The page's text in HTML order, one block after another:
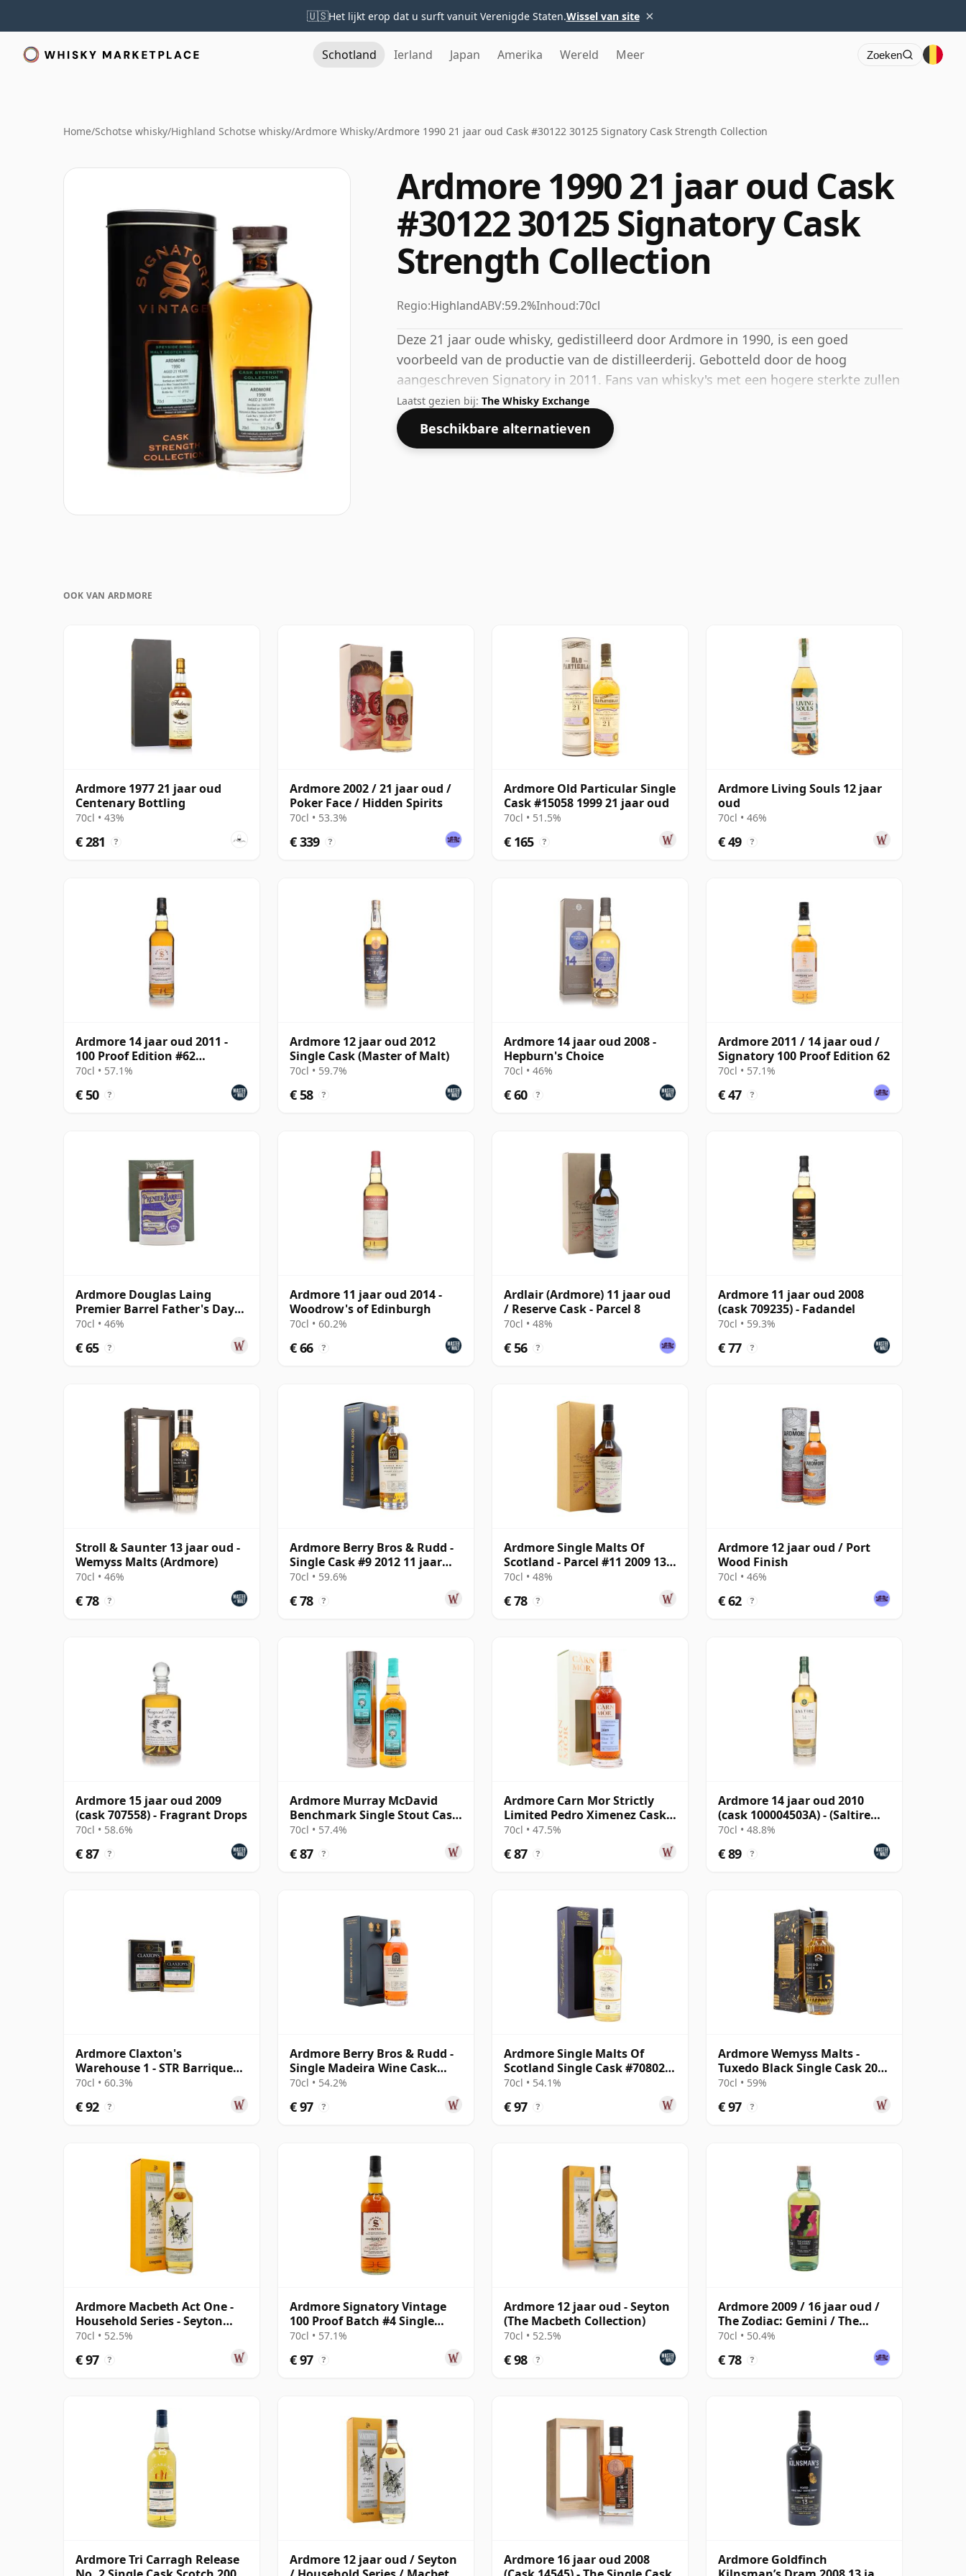
🇺🇸Het lijkt erop dat u surft vanuit Verenigde Staten.Wissel van site ×
Schotland Ierland Japan Amerika Wereld Meer Zoeken
Home/Schotse whisky/Highland Schotse whisky/Ardmore Whisky/Ardmore 1990 21 jaar oud Cask #30122 30125 Signatory Cask Strength Collection
Ardmore 1990 21 jaar oud Cask
#30122 30125 Signatory Cask
Strength Collection
Regio:HighlandABV:59.2%Inhoud:70cl
Deze 21 jaar oude whisky, gedistilleerd door Ardmore in 1990, is een goed
voorbeeld van de productie van de distilleerderij. Gebotteld door de hoog
aangeschreven Signatory in 2011. Fans van whisky's met een hogere sterkte zullen
niet teleurgesteld worden door deze botteling, die een alcoholpercentage van
59,2% heeft.
Laatst gezien bij: The Whisky Exchange
Beschikbare alternatieven
OOK VAN ARDMORE
Ardmore 1977 21 jaar oud
Centenary Bottling
70cl • 43%
€ 281 ?
Ardmore 2002 / 21 jaar oud /
Poker Face / Hidden Spirits
70cl • 53.3%
€ 339 ?
Ardmore Old Particular Single
Cask #15058 1999 21 jaar oud
70cl • 51.5%
€ 165 ?
Ardmore Living Souls 12 jaar
oud
70cl • 46%
€ 49 ?
Ardmore 14 jaar oud 2011 -
100 Proof Edition #62
(Signatory)
70cl • 57.1%
€ 50 ?
Ardmore 12 jaar oud 2012
Single Cask (Master of Malt)
70cl • 59.7%
€ 58 ?
Ardmore 14 jaar oud 2008 -
Hepburn's Choice
70cl • 46%
€ 60 ?
Ardmore 2011 / 14 jaar oud /
Signatory 100 Proof Edition 62
70cl • 57.1%
€ 47 ?
Ardmore Douglas Laing
Premier Barrel Father's Day
Malt 12 jaar oud
70cl • 46%
€ 65 ?
Ardmore 11 jaar oud 2014 -
Woodrow's of Edinburgh
70cl • 60.2%
€ 66 ?
Ardlair (Ardmore) 11 jaar oud
/ Reserve Cask - Parcel 8
70cl • 48%
€ 56 ?
Ardmore 11 jaar oud 2008
(cask 709235) - Fadandel
70cl • 59.3%
€ 77 ?
Stroll & Saunter 13 jaar oud -
Wemyss Malts (Ardmore)
70cl • 46%
€ 78 ?
Ardmore Berry Bros & Rudd -
Single Cask #9 2012 11 jaar
oud
70cl • 59.6%
€ 78 ?
Ardmore Single Malts Of
Scotland - Parcel #11 2009 13
jaar oud
70cl • 48%
€ 78 ?
Ardmore 12 jaar oud / Port
Wood Finish
70cl • 46%
€ 62 ?
Ardmore 15 jaar oud 2009
(cask 707558) - Fragrant Drops
70cl • 58.6%
€ 87 ?
Ardmore Murray McDavid
Benchmark Single Stout Cask
#190000 2008 13 jaar oud
70cl • 57.4%
€ 87 ?
Ardmore Carn Mor Strictly
Limited Pedro Ximenez Cask
Finis 2009 13 jaar oud
70cl • 47.5%
€ 87 ?
Ardmore 14 jaar oud 2010
(cask 100004503A) - (Saltire
Rare Malt)
70cl • 48.8%
€ 89 ?
Ardmore Claxton's
Warehouse 1 - STR Barrique
Finish 2009 12 jaar oud
70cl • 60.3%
€ 92 ?
Ardmore Berry Bros & Rudd -
Single Madeira Wine Cask
#7093 2009 14 jaar oud
70cl • 54.2%
€ 97 ?
Ardmore Single Malts Of
Scotland Single Cask #708026
2009 12 jaar oud
70cl • 54.1%
€ 97 ?
Ardmore Wemyss Malts -
Tuxedo Black Single Cask 2008
13 jaar oud
70cl • 59%
€ 97 ?
Ardmore Macbeth Act One -
Household Series - Seyton
Single 12 jaar oud
70cl • 52.5%
€ 97 ?
Ardmore Signatory Vintage
100 Proof Batch #4 Single
Malt S 2010 13 jaar oud
70cl • 57.1%
€ 97 ?
Ardmore 12 jaar oud - Seyton
(The Macbeth Collection)
70cl • 52.5%
€ 98 ?
Ardmore 2009 / 16 jaar oud /
The Zodiac: Gemini / The
Whisky Exchange
70cl • 50.4%
€ 78 ?
Ardmore Tri Carragh Release
Ardmore 12 jaar oud / Seyton
Ardmore 16 jaar oud 2008
Ardmore Goldfinch